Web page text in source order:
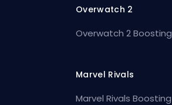
Overwatch 2
Overwatch 2 Boosting
Marvel Rivals
Marvel Rivals Boosting